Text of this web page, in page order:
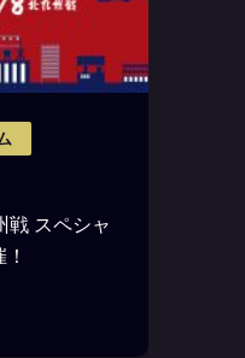
戦 スペシャ